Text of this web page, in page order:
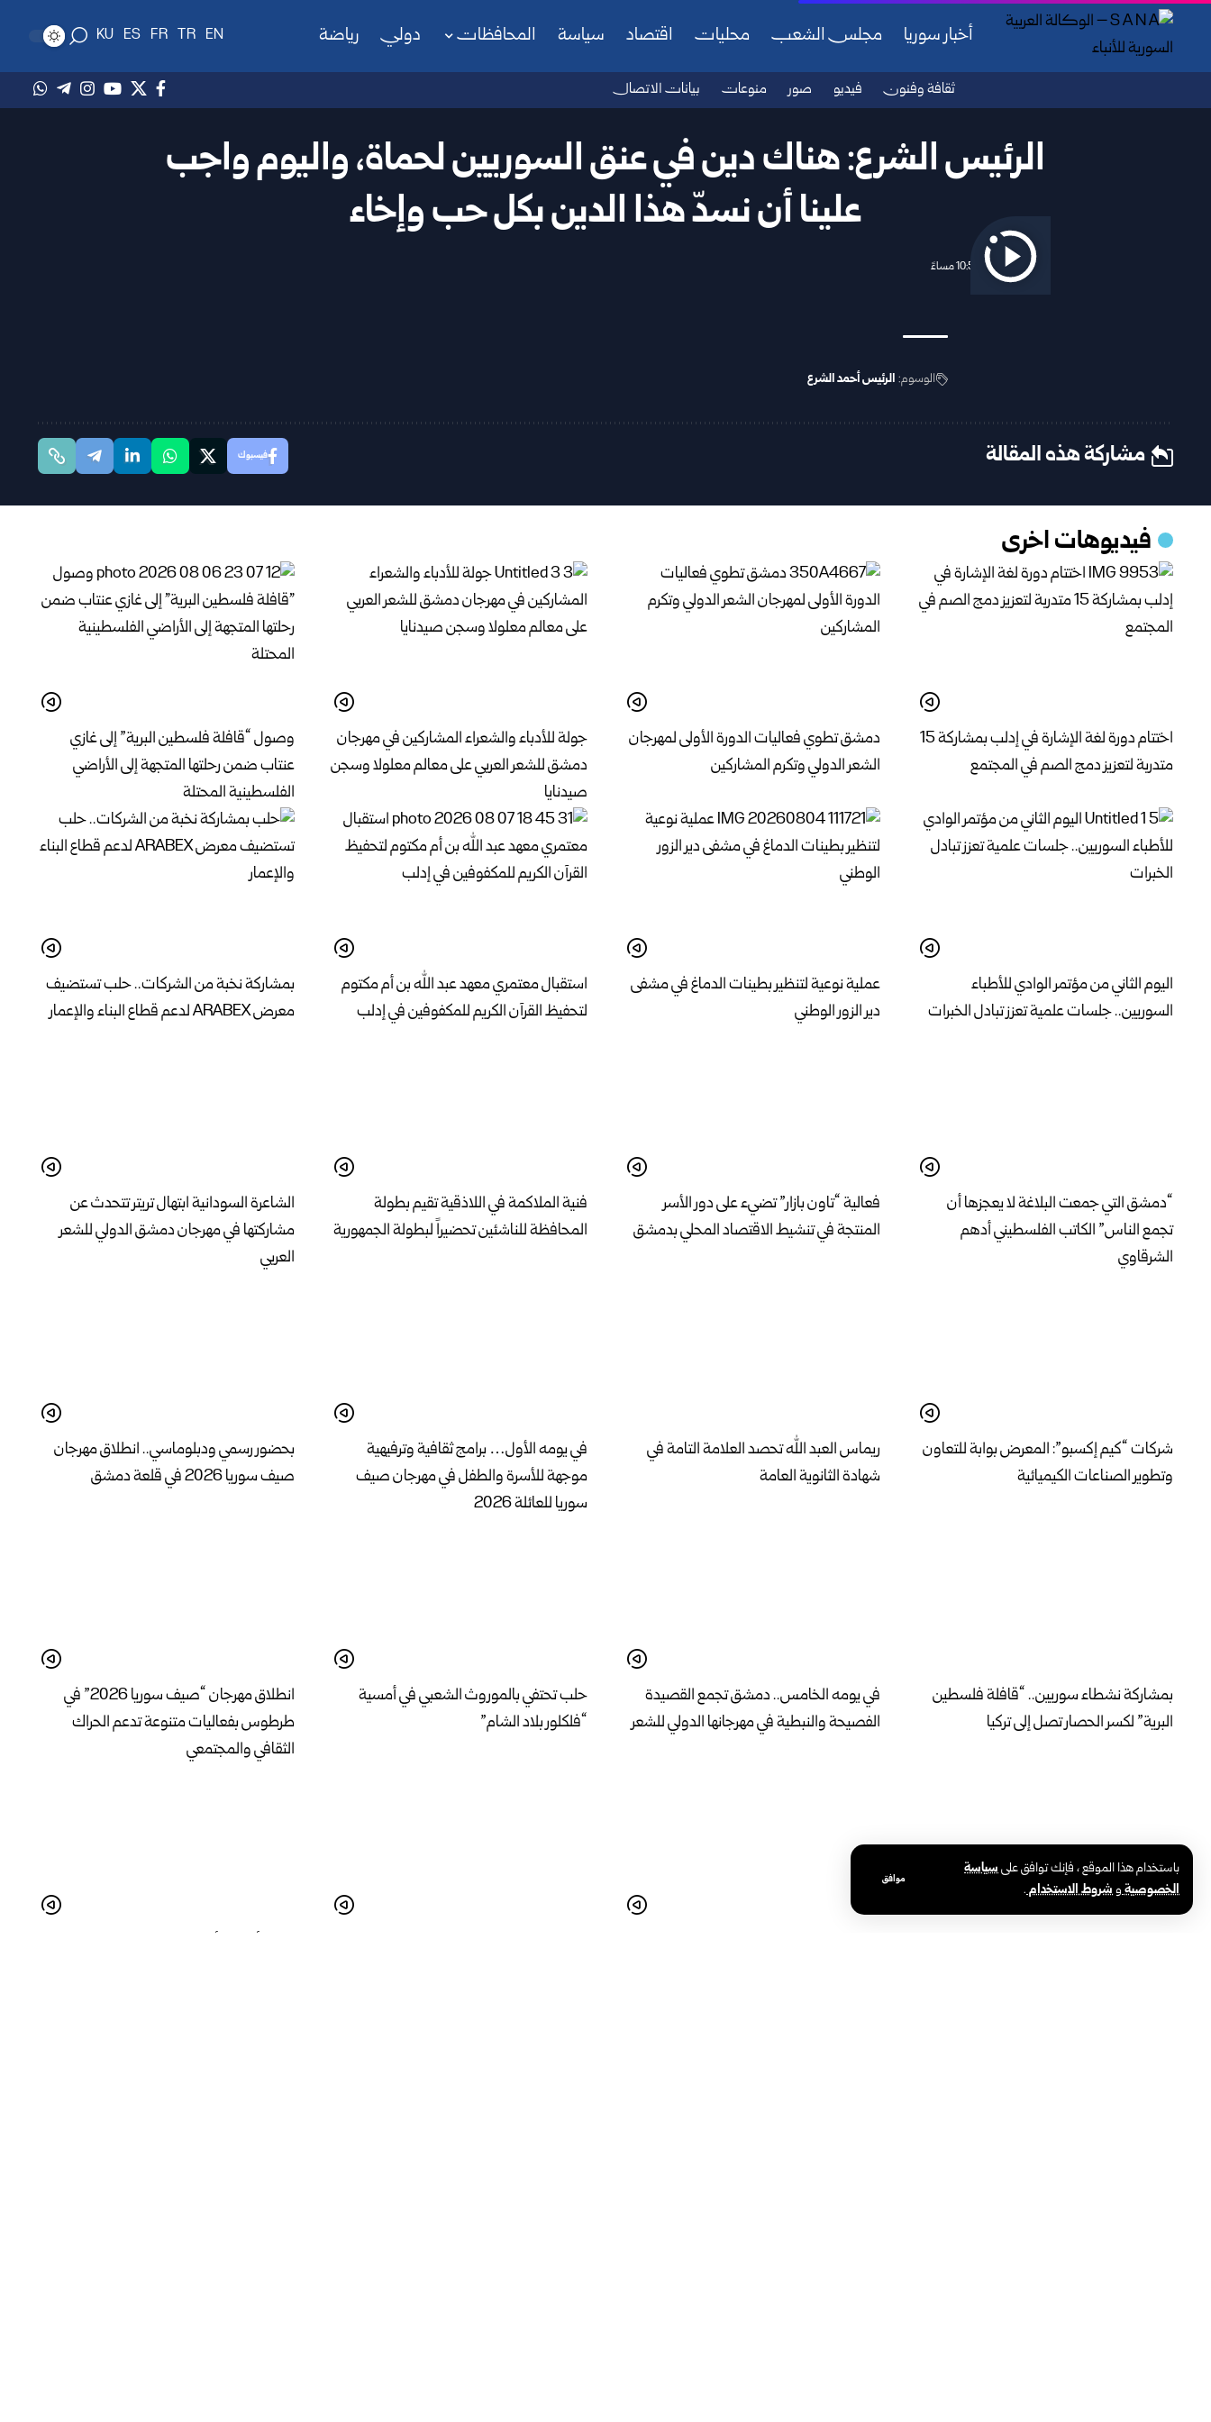
باستخدام هذا الموقع ، فإنك توافق علىسياسة
الخصوصيةوشروط الاستخدام.
موافق
أخبار سوريا مجلس الشعب محليات اقتصاد سياسة المحافظات دولي رياضة EN
TR
FR
ES
KU
ثقافة وفنون فيديو صور منوعات بيانات الاتصال
الرئيس الشرع: هناك دين في عنق السوريين لحماة، واليوم واجب
علينا أن نسدّ هذا الدين بكل حب وإخاء
2025/11/22 10:58 مساءً
الوسوم: الرئيس أحمد الشرع
مشاركة هذه المقالة فيسبوك
فيديوهات اخرى
اختتام دورة لغة الإشارة في إدلب بمشاركة 15
متدربة لتعزيز دمج الصم في المجتمع
دمشق تطوي فعاليات الدورة الأولى لمهرجان
الشعر الدولي وتكرم المشاركين
جولة للأدباء والشعراء المشاركين في مهرجان
دمشق للشعر العربي على معالم معلولا وسجن
صيدنايا
وصول “قافلة فلسطين البرية” إلى غازي
عنتاب ضمن رحلتها المتجهة إلى الأراضي
الفلسطينية المحتلة
اليوم الثاني من مؤتمر الوادي للأطباء
السوريين.. جلسات علمية تعزز تبادل الخبرات
عملية نوعية لتنظير بطينات الدماغ في مشفى
دير الزور الوطني
استقبال معتمري معهد عبد الله بن أم مكتوم
لتحفيظ القرآن الكريم للمكفوفين في إدلب
بمشاركة نخبة من الشركات.. حلب تستضيف
معرض ARABEX لدعم قطاع البناء والإعمار
“دمشق التي جمعت البلاغة لا يعجزها أن
تجمع الناس” الكاتب الفلسطيني أدهم
الشرقاوي
فعالية “تاون بازار” تضيء على دور الأسر
المنتجة في تنشيط الاقتصاد المحلي بدمشق
فنية الملاكمة في اللاذقية تقيم بطولة
المحافظة للناشئين تحضيراً لبطولة الجمهورية
الشاعرة السودانية ابتهال تريتر تتحدث عن
مشاركتها في مهرجان دمشق الدولي للشعر
العربي
شركات “كيم إكسبو”: المعرض بوابة للتعاون
وتطوير الصناعات الكيميائية
ريماس العبد الله تحصد العلامة التامة في
شهادة الثانوية العامة
في يومه الأول… برامج ثقافية وترفيهية
موجهة للأسرة والطفل في مهرجان صيف
سوريا للعائلة 2026
بحضور رسمي ودبلوماسي.. انطلاق مهرجان
صيف سوريا 2026 في قلعة دمشق
بمشاركة نشطاء سوريين.. “قافلة فلسطين
البرية” لكسر الحصار تصل إلى تركيا
في يومه الخامس.. دمشق تجمع القصيدة
الفصيحة والنبطية في مهرجانها الدولي للشعر
حلب تحتفي بالموروث الشعبي في أمسية
“فلكلور بلاد الشام”
انطلاق مهرجان “صيف سوريا 2026” في
طرطوس بفعاليات متنوعة تدعم الحراك
الثقافي والمجتمعي